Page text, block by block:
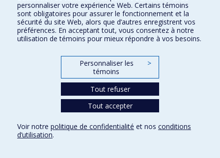
Accessibilité
Conditions d’utilisation
personnaliser votre expérience Web. Certains témoins
sont obligatoires pour assurer le fonctionnement et la
sécurité du site Web, alors que d’autres enregistrent vos
préférences. En acceptant tout, vous consentez à notre
utilisation de témoins pour mieux répondre à vos besoins.
Personnaliser les
témoins
>
Tout refuser
Tout accepter
Voir notre politique de confidentialité et nos conditions
d’utilisation.